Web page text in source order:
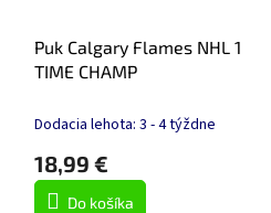
Puk Calgary Flames NHL 1
TIME CHAMP
Dodacia lehota: 3 - 4 týždne
18,99 €
Do košíka